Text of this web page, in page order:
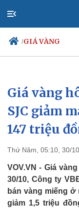
/GIÁ VÀNG
Chính trị
Đảng
Tổ chức nhân sự
Quốc hội
Nhận diện sự thật
Giá vàng
SJC giảm
147 triệu
Thứ Năm, 05:10, 30/
VOV.VN - Giá
30/10, Công ty
bán vàng miếng ở
giảm 1,5 triệu